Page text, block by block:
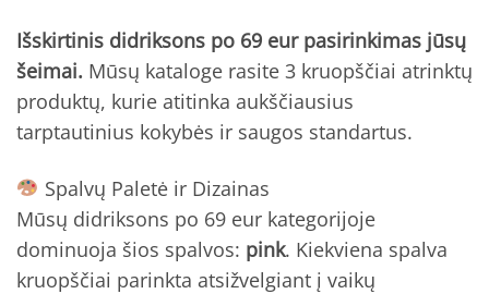
Išskirtinis didriksons po 69 eur pasirinkimas jūsų
šeimai. Mūsų kataloge rasite 3 kruopščiai atrinktų
produktų, kurie atitinka aukščiausius
tarptautinius kokybės ir saugos standartus.
Spalvų Paletė ir Dizainas
Mūsų didriksons po 69 eur kategorijoje
dominuoja šios spalvos: pink. Kiekviena spalva
kruopščiai parinkta atsižvelgiant į vaikų